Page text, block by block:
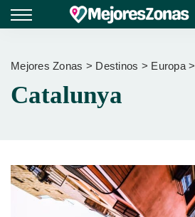
Mejores Zonas > Destinos > Europa>
Catalunya